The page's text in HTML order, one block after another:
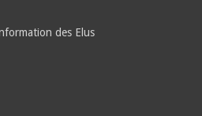
des Elus